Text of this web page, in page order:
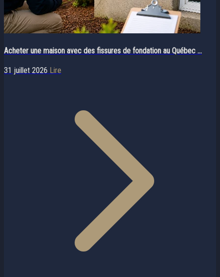
Acheter une maison avec des fissures de fondation au Québec ...
31 juillet 2026 Lire